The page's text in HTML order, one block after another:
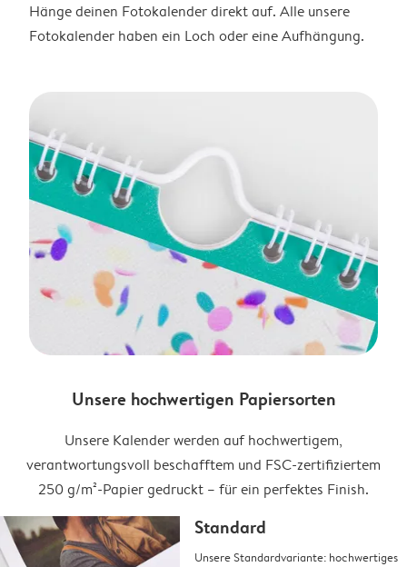
Hänge deinen Fotokalender direkt auf. Alle unsere
Fotokalender haben ein Loch oder eine Aufhängung.
Unsere hochwertigen Papiersorten
Unsere Kalender werden auf hochwertigem,
verantwortungsvoll beschafftem und FSC-zertifiziertem
250 g/m²-Papier gedruckt – für ein perfektes Finish.
Standard
Unsere Standardvariante: hochwertiges